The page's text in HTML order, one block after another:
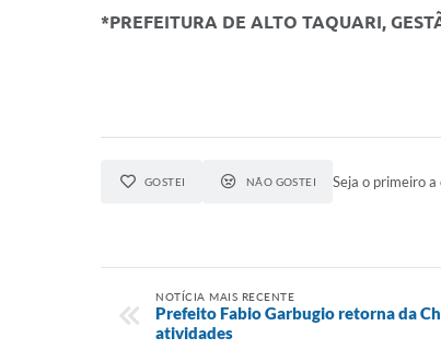
*PREFEITURA DE ALTO TAQUARI,
GOSTEI NÃO GOSTEI Seja o primeiro
NOTÍCIA MAIS RECENTE
Prefeito Fabio Garbugio retorna da
atividades